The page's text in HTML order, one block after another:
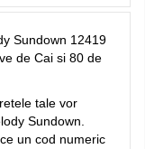
Sundown 12419
de Cai si 80 de
tale vor
Sundown.
un cod numeric